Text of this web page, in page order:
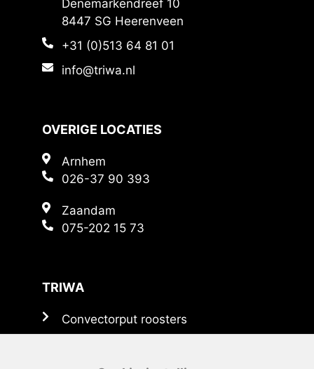
Denemarkendreef 10
8447 SG Heerenveen
+31 (0)513 64 81 01
info@triwa.nl
OVERIGE LOCATIES
Arnhem
026-37 90 393
Zaandam
075-202 15 73
TRIWA
Convectorput roosters